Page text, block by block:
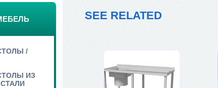
/
ИЗ
SEE RELATED